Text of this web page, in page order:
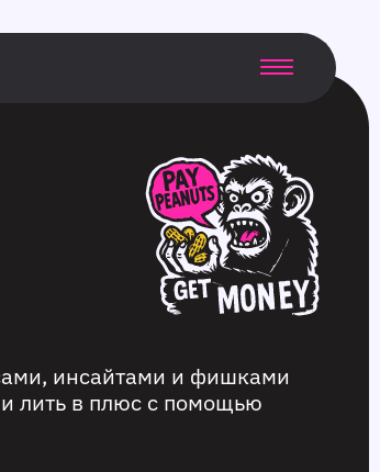
инсайтами и фишками
лить в плюс с помощью